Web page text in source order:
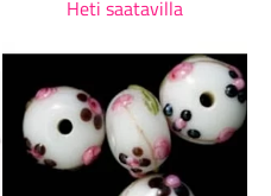
Heti saatavilla